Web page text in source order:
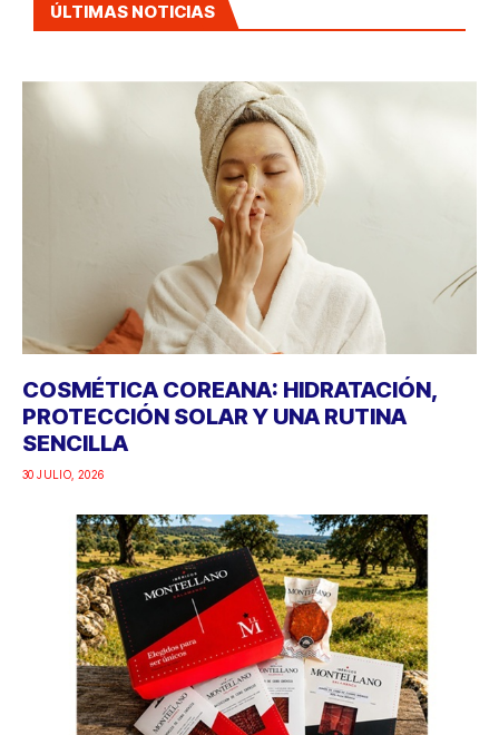
ÚLTIMAS NOTICIAS
COSMÉTICA COREANA: HIDRATACIÓN,
PROTECCIÓN SOLAR Y UNA RUTINA
SENCILLA
30 JULIO, 2026